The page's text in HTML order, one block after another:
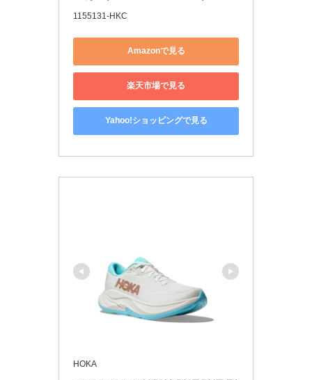
1155131-HKC
Amazonで見る
楽天市場で見る
Yahoo!ショッピングで見る
HOKA